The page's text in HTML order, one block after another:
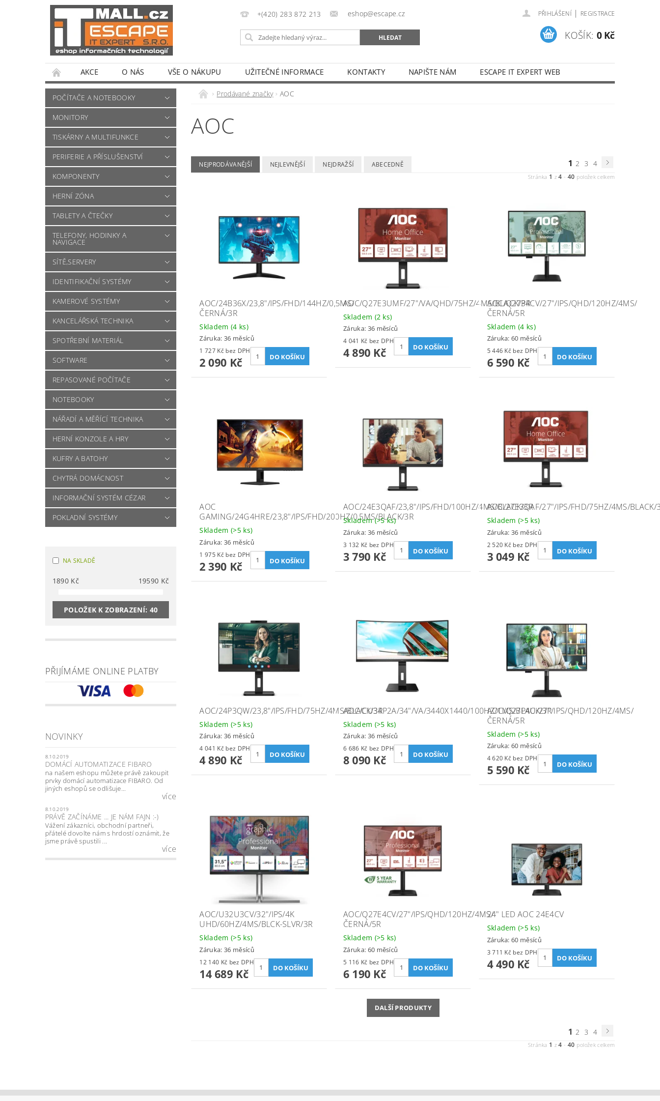
+(420) 283 872 213 eshop@escape.cz PŘIHLÁŠENÍ | REGISTRACE
KOŠÍK: 0 Kč
AKCE O NÁS VŠE O NÁKUPU UŽITEČNÉ INFORMACE KONTAKTY NAPIŠTE NÁM ESCAPE IT EXPERT WEB
POČÍTAČE A NOTEBOOKY
MONITORY
TISKÁRNY A MULTIFUNKCE
PERIFERIE A PŘÍSLUŠENSTVÍ
KOMPONENTY
HERNÍ ZÓNA
TABLETY A ČTEČKY
TELEFONY, HODINKY A
NAVIGACE
SÍTĚ,SERVERY
IDENTIFIKAČNÍ SYSTÉMY
KAMEROVÉ SYSTÉMY
KANCELÁŘSKÁ TECHNIKA
SPOTŘEBNÍ MATERIÁL
SOFTWARE
REPASOVANÉ POČÍTAČE
NOTEBOOKY
NÁŘADÍ A MĚŘÍCÍ TECHNIKA
HERNÍ KONZOLE A HRY
KUFRY A BATOHY
CHYTRÁ DOMÁCNOST
INFORMAČNÍ SYSTÉM CÉZAR
POKLADNÍ SYSTÉMY
NA SKLADĚ
1890 Kč 19590 Kč
POLOŽEK K ZOBRAZENÍ: 40
PŘIJÍMÁME ONLINE PLATBY
NOVINKY
8.10.2019
DOMÁCÍ AUTOMATIZACE FIBARO
na našem eshopu můžete právě zakoupit
prvky domácí automatizace FIBARO. Od
jiných eshopů se odlišuje...
více
8.10.2019
PRÁVĚ ZAČÍNÁME ... JE NÁM FAJN :-)
Vážení zákazníci, obchodní partneři,
přátelé dovolte nám s hrdostí oznámit, že
jsme právě spustili ...
více
Prodávané značky AOC
AOC
NEJPRODÁVANĚJŠÍ NEJLEVNĚJŠÍ NEJDRAŽŠÍ ABECEDNĚ 1 2 3 4
Stránka 1 z4 - 40 položek celkem
AOC/24B36X/23,8"/IPS/FHD/144HZ/0,5MS/
ČERNÁ/3R
Skladem (4 ks)
Záruka: 36 měsíců
1 727 Kč bez DPH
2 090 Kč
AOC/Q27E3UMF/27"/VA/QHD/75HZ/4MS/BLACK/3R
Skladem (2 ks)
Záruka: 36 měsíců
4 041 Kč bez DPH
4 890 Kč
AOC/Q27P4CV/27"/IPS/QHD/120HZ/4MS/
ČERNÁ/5R
Skladem(4 ks)
Záruka: 60 měsíců
5 446 Kč bez DPH
6 590 Kč
AOC
GAMING/24G4HRE/23,8"/IPS/FHD/200HZ/0,5MS/BLACK/3R
Skladem (>5 ks)
Záruka: 36 měsíců
1 975 Kč bez DPH
2 390 Kč
AOC/24E3QAF/23,8"/IPS/FHD/100HZ/4MS/BLACK/3R
Skladem(>5 ks)
Záruka: 36 měsíců
3 132 Kč bez DPH
3 790 Kč
AOC/27E3QAF/27"/IPS/FHD/75HZ/4MS/BLACK/
Skladem(>5 ks)
Záruka: 36 měsíců
2 520 Kč bez DPH
3 049 Kč
AOC/24P3QW/23,8"/IPS/FHD/75HZ/4MS/BLACK/3R
Skladem (>5 ks)
Záruka: 36 měsíců
4 041 Kč bez DPH
4 890 Kč
AOC/CU34P2A/34"/VA/3440X1440/100HZ/1MS/BLACK/3R
Skladem (>5 ks)
Záruka: 36 měsíců
6 686 Kč bez DPH
8 090 Kč
AOC/Q27P4U/27"/IPS/QHD/120HZ/4MS/
ČERNÁ/5R
Skladem(>5 ks)
Záruka: 60 měsíců
4 620 Kč bez DPH
5 590 Kč
AOC/U32U3CV/32"/IPS/4K
UHD/60HZ/4MS/BLCK-SLVR/3R
Skladem (>5 ks)
Záruka: 36 měsíců
12 140 Kč bez DPH
14 689 Kč
AOC/Q27E4CV/27"/IPS/QHD/120HZ/4MS/
ČERNÁ/5R
Skladem (>5 ks)
Záruka: 60 měsíců
5 116 Kč bez DPH
6 190 Kč
24" LED AOC 24E4CV
Skladem(>5 ks)
Záruka: 60 měsíců
3 711 Kč bez DPH
4 490 Kč
DALŠÍ PRODUKTY
1 2 3 4
Stránka 1 z4 - 40 položek celkem